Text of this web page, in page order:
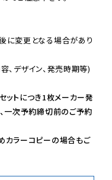
に変更となる場合があり
デザイン、発売時期等)
トにつき1枚メーカー発
一次予約締切前のご予約
カラーコピーの場合もご